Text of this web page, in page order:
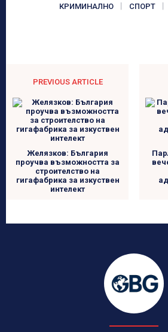
КРИМИНАЛНО СПОРТ
PREVIOUS ARTICLE
Желязков: България
проучва възможността за
строителство на
гигафабрика за изкуствен
интелект